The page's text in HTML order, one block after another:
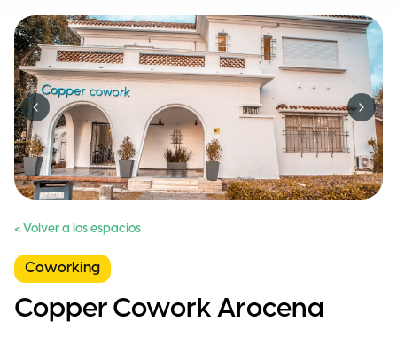
Previous slide Next
< Volver a los espacios
Coworking
Copper Cowork Arocena